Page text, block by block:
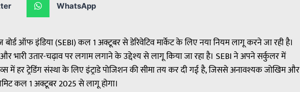
WhatsApp
ऑफ इंडिया (SEBI) कल 1 अक्टूबर से डेरिवेटिव मार्केट के लिए नया नियम लागू करने जा रही है।
भारी उतार-चढ़ाव पर लगाम लगाने के उद्देश्य से लागू किया जा रहा है। SEBI ने अपने सर्कुलर में
में हर ट्रेडिंग संस्था के लिए इंट्राडे पोजिशन की सीमा तय कर दी गई है, जिससे अनावश्यक जोखिम और
कल 1 अक्टूबर 2025 से लागू होगा।